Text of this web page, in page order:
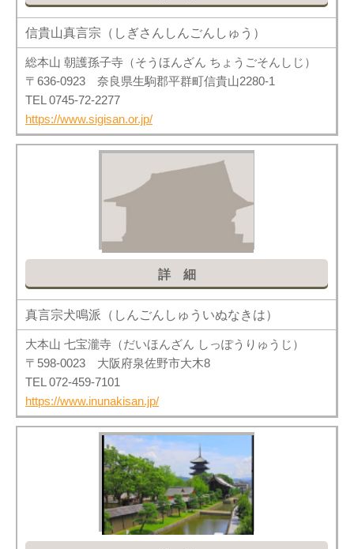
信貴山真言宗（しぎさんしんごんしゅう）
総本山 朝護孫子寺（そうほんざん ちょうごそんしじ）
〒636-0923 奈良県生駒郡平群町信貴山2280-1
TEL 0745-72-2277
https://www.sigisan.or.jp/
詳細
真言宗犬鳴派（しんごんしゅういぬなきは）
大本山 七宝瀧寺（だいほんざん しっぽうりゅうじ）
〒598-0023 大阪府泉佐野市大木8
TEL 072-459-7101
https://www.inunakisan.jp/